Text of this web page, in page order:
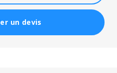
un devis